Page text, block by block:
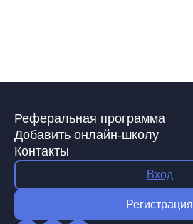
Реферальная программа
Добавить онлайн-школу
Контакты
Вход
Регистрация